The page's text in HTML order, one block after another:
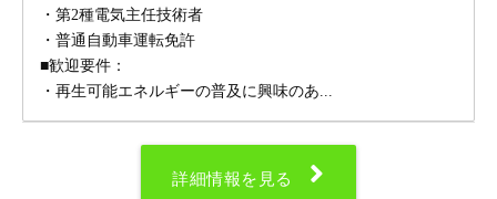
・第2種電気主任技術者
・普通自動車運転免許
■歓迎要件：
・再生可能エネルギーの普及に興味のあ...
詳細情報を見る